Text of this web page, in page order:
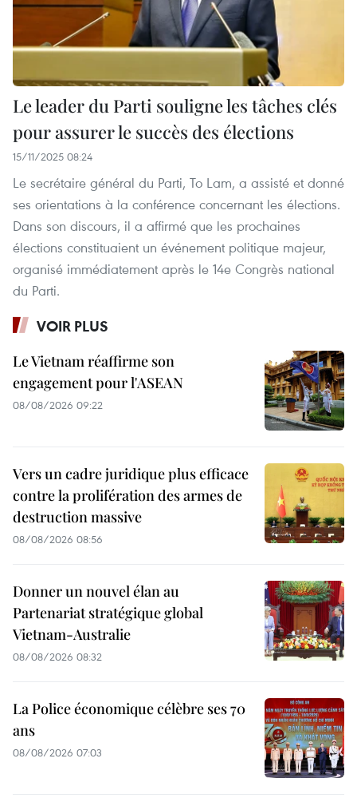
Le leader du Parti souligne les tâches clés
pour assurer le succès des élections
15/11/2025 08:24
Le secrétaire général du Parti, To Lam, a assisté et donné
ses orientations à la conférence concernant les élections.
Dans son discours, il a affirmé que les prochaines
élections constituaient un événement politique majeur,
organisé immédiatement après le 14e Congrès national
du Parti.
VOIR PLUS
Le Vietnam réaffirme son
engagement pour l'ASEAN
08/08/2026 09:22
Vers un cadre juridique plus efficace
contre la prolifération des armes de
destruction massive
08/08/2026 08:56
Donner un nouvel élan au
Partenariat stratégique global
Vietnam-Australie
08/08/2026 08:32
La Police économique célèbre ses 70
ans
08/08/2026 07:03